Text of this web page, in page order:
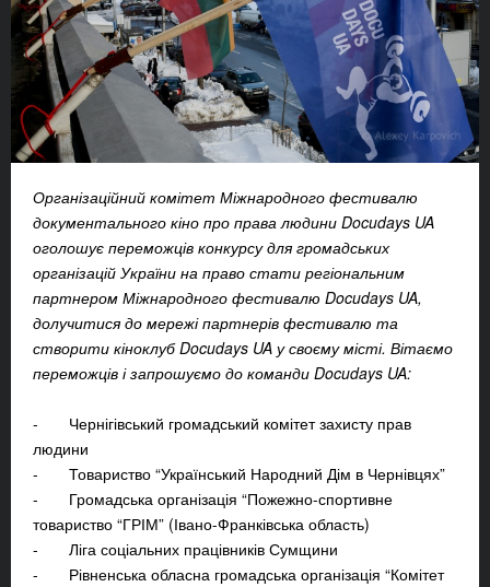
Організаційний комітет Міжнародного фестивалю
документального кіно про права людини Docudays UA
оголошує переможців конкурсу для громадських
організацій України на право стати регіональним
партнером Міжнародного фестивалю Docudays UA,
долучитися до мережі партнерів фестивалю та
створити кіноклуб Docudays UA у своєму місті. Вітаємо
переможців і запрошуємо до команди Docudays UA:
- Чернігівський громадський комітет захисту прав
людини
- Товариство “Український Народний Дім в Чернівцях”
- Громадська організація “Пожежно-спортивне
товариство “ГРІМ” (Івано-Франківська область)
- Ліга соціальних працівників Сумщини
- Рівненська обласна громадська організація “Комітет